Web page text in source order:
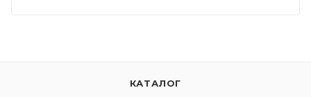
КАТАЛОГ